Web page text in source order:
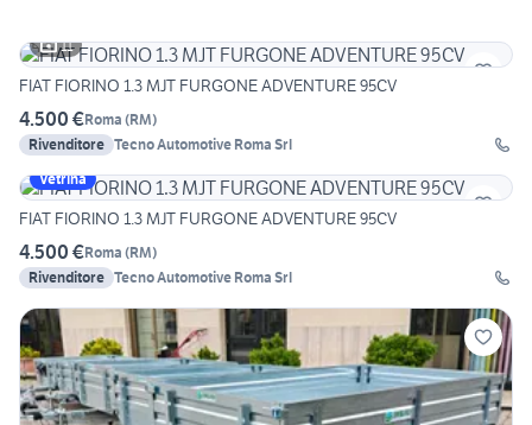
11
FIAT FIORINO 1.3 MJT FURGONE ADVENTURE 95CV
4.500 €Roma (RM)
Rivenditore Tecno Automotive Roma Srl
Vetrina
FIAT FIORINO 1.3 MJT FURGONE ADVENTURE 95CV
4.500 €Roma (RM)
Rivenditore Tecno Automotive Roma Srl